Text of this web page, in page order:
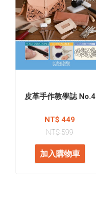
皮革手作教學誌 No.4
NT$ 449
NT$ 599
加入購物車